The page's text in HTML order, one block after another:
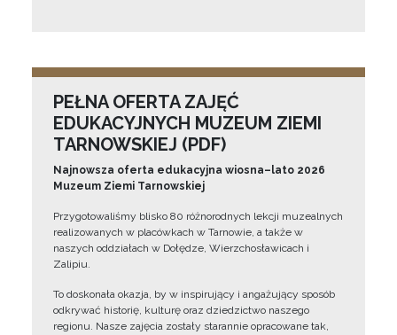
PEŁNA OFERTA ZAJĘĆ
EDUKACYJNYCH MUZEUM ZIEMI
TARNOWSKIEJ (PDF)
Najnowsza oferta edukacyjna wiosna–lato 2026
Muzeum Ziemi Tarnowskiej
Przygotowaliśmy blisko 80 różnorodnych lekcji muzealnych
realizowanych w placówkach w Tarnowie, a także w
naszych oddziałach w Dołędze, Wierzchosławicach i
Zalipiu.
To doskonała okazja, by w inspirujący i angażujący sposób
odkrywać historię, kulturę oraz dziedzictwo naszego
regionu. Nasze zajęcia zostały starannie opracowane tak,